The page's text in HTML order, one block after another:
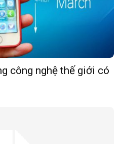
công nghệ thế giới có